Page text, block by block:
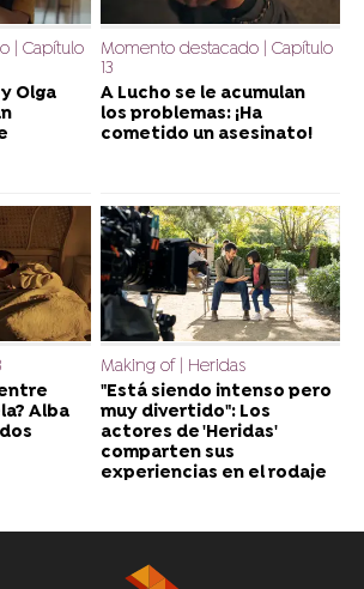
| Capítulo
Olga
Momento destacado | Capítulo
13
A Lucho se le acumulan
los problemas: ¡Ha
cometido un asesinato!
Alba
Making of | Heridas
"Está siendo intenso pero
muy divertido": Los
actores de 'Heridas'
comparten sus
experiencias en el rodaje